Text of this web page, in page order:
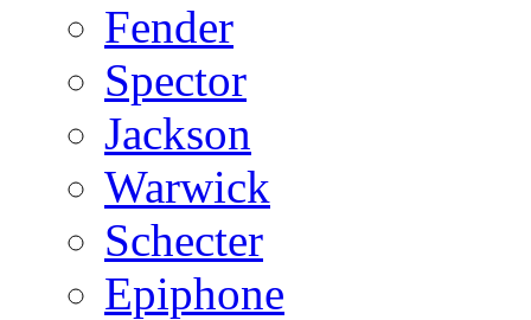
Fender
Spector
Jackson
Warwick
Schecter
Epiphone